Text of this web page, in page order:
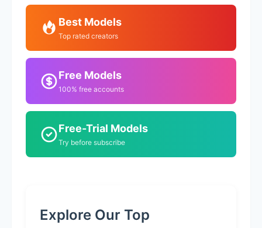
Best Models
Top rated creators
Free Models
100% free accounts
Free-Trial Models
Try before subscribe
Explore Our Top